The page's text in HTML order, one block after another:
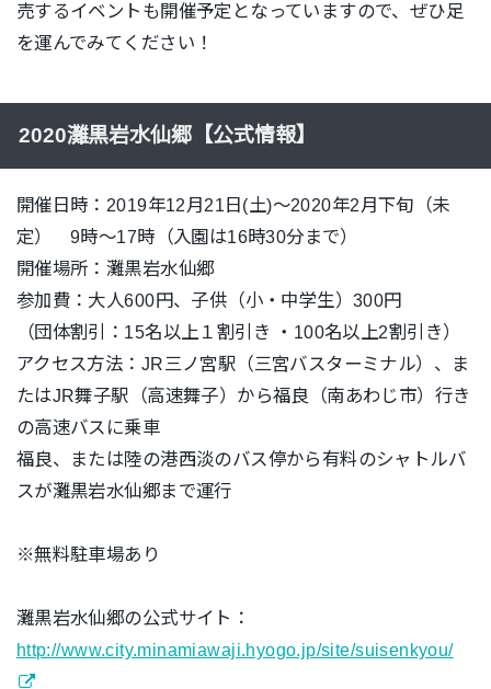
売するイベントも開催予定となっていますので、ぜひ足
を運んでみてください！
2020灘黒岩水仙郷【公式情報】
開催日時：2019年12月21日(土)〜2020年2月下旬（未
定） 9時～17時（入園は16時30分まで）
開催場所：灘黒岩水仙郷
参加費：大人600円、子供（小・中学生）300円
（団体割引：15名以上１割引き ・100名以上2割引き）
アクセス方法：JR三ノ宮駅（三宮バスターミナル）、ま
たはJR舞子駅（高速舞子）から福良（南あわじ市）行き
の高速バスに乗車
福良、または陸の港西淡のバス停から有料のシャトルバ
スが灘黒岩水仙郷まで運行
※無料駐車場あり
灘黒岩水仙郷の公式サイト：
http://www.city.minamiawaji.hyogo.jp/site/suisenkyou/